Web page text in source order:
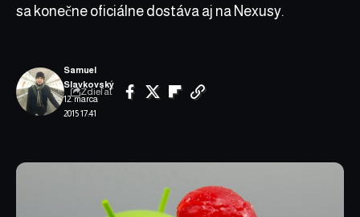
sa konečne oficiálne dostáva aj na Nexusy.
12. marca
2015 17:41
Samuel
Slavkovský
Zdieľať